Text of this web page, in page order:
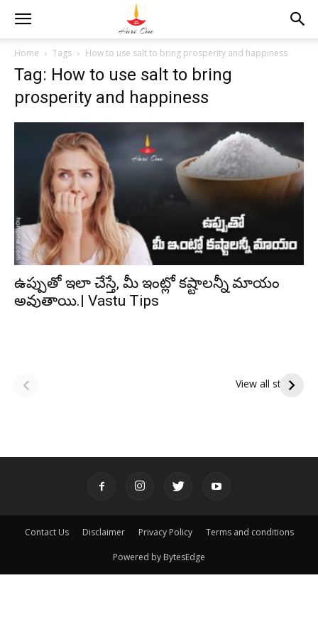
Home Tags How to use salt to bring prosperity and happiness
Tag: How to use salt to bring
prosperity and happiness
ఉప్పుతో ఇలా చేస్తే, మీ ఇంట్లో కష్టాలన్నీ మాయం
అవుతాయి.| Vastu Tips
View all stories
పితృదేవతల ఆశీర్వాదం
ఇంద్రకీలాద్రి గిరి ప్రదక్షిణ
Contact Us Disclaimer Privacy Policy Terms and conditions
Powered by BytesEdge